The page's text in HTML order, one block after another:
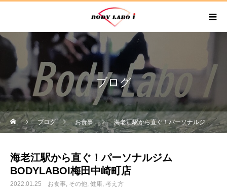
ブログ
ブログ お食事 海老江駅から直ぐ！パーソナルジムBODYLABOI梅田中崎町店
海老江駅から直ぐ！パーソナルジム
BODYLABOI梅田中崎町店
2022.01.25 お食事 その他 健康 考え方